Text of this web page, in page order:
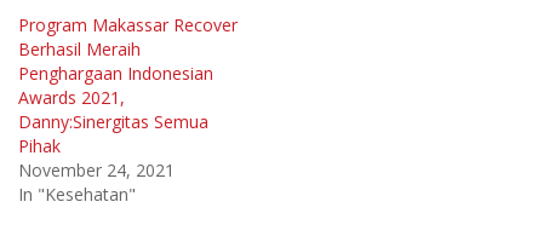
Program Makassar Recover
Berhasil Meraih
Penghargaan Indonesian
Awards 2021,
Danny:Sinergitas Semua
Pihak
November 24, 2021
In "Kesehatan"